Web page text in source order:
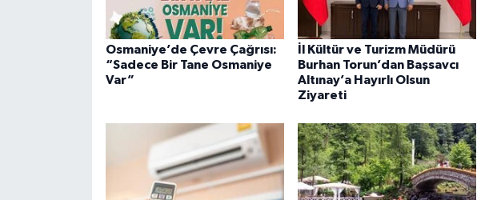
Osmaniye’de Çevre Çağrısı:
“Sadece Bir Tane Osmaniye
Var”
İl Kültür ve Turizm Müdürü
Burhan Torun’dan Başsavcı
Altınay’a Hayırlı Olsun
Ziyareti